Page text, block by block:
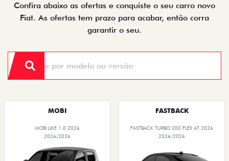
Confira abaixo as ofertas e conquiste o seu carro novo
Fiat. As ofertas tem prazo para acabar, então corra
garantir o seu.
MOBI
MOBI LIKE 1.0 2026
2026/2026
FASTBACK
FASTBACK TURBO 200 FLEX AT 2026
2026/2026